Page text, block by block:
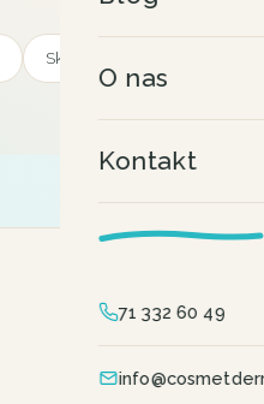
O nas
Kontakt
71 332 60 49
Skóra i koloryt